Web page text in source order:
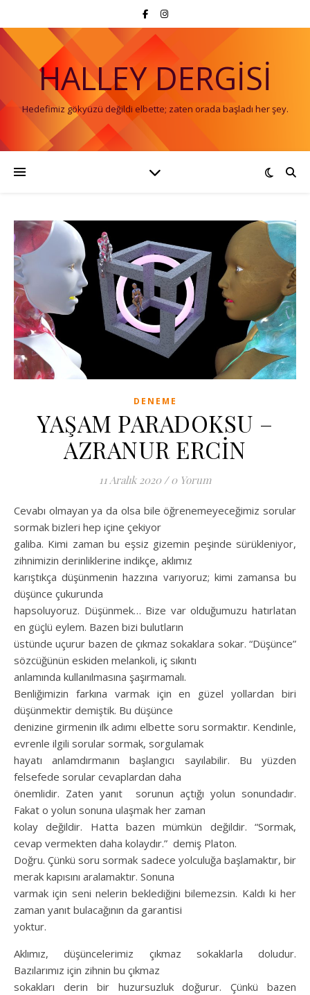
HALLEY DERGISI
Hedefimiz gökyüzü değildi elbette; zaten orada başladı her şey.
DENEME
YAŞAM PARADOKSU –
AZRANUR ERCİN
11 Aralık 2020 / 0 Yorum
Cevabı olmayan ya da olsa bile öğrenemeyeceğimiz sorular
sormak bizleri hep içine çekiyor
galiba. Kimi zaman bu eşsiz gizemin peşinde sürükleniyor,
zihnimizin derinliklerine indikçe, aklımız
karıştıkça düşünmenin hazzına varıyoruz; kimi zamansa bu
düşünce çukurunda
hapsoluyoruz. Düşünmek… Bize var olduğumuzu hatırlatan
en güçlü eylem. Bazen bizi bulutların
üstünde uçurur bazen de çıkmaz sokaklara sokar. “Düşünce”
sözcüğünün eskiden melankoli, iç sıkıntı
anlamında kullanılmasına şaşırmamalı.
Benliğimizin farkına varmak için en güzel yollardan biri
düşünmektir demiştik. Bu düşünce
denizine girmenin ilk adımı elbette soru sormaktır. Kendinle,
evrenle ilgili sorular sormak, sorgulamak
hayatı anlamdırmanın başlangıcı sayılabilir. Bu yüzden
felsefede sorular cevaplardan daha
önemlidir. Zaten yanıt sorunun açtığı yolun sonundadır.
Fakat o yolun sonuna ulaşmak her zaman
kolay değildir. Hatta bazen mümkün değildir. “Sormak,
cevap vermekten daha kolaydır.” demiş Platon.
Doğru. Çünkü soru sormak sadece yolculuğa başlamaktır, bir
merak kapısını aralamaktır. Sonuna
varmak için seni nelerin beklediğini bilemezsin. Kaldı ki her
zaman yanıt bulacağının da garantisi
yoktur.
Aklımız, düşüncelerimiz çıkmaz sokaklarla doludur.
Bazılarımız için zihnin bu çıkmaz
sokakları derin bir huzursuzluk doğurur. Çünkü bazen